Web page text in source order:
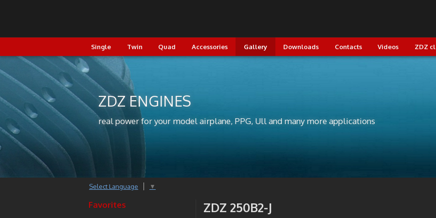
Single Twin Quad Accessories Gallery Downloads Contacts Videos ZDZ
ZDZ ENGINES
real power for your model airplane, PPG, Ull and many more applications
ZDZ 250B2-J
Select Language ▼
Favorites